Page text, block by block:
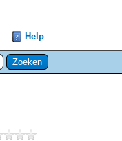
Help